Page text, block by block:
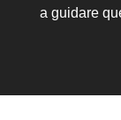
a guidare